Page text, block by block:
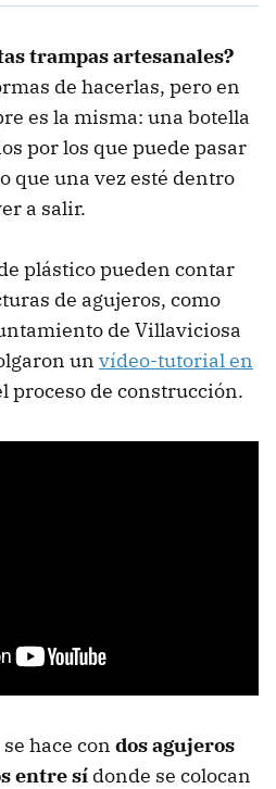
trampas artesanales?
de hacerlas, pero en
es la misma: una botella
por los que puede pasar
que una vez esté dentro
a salir.
plástico pueden contar
de agujeros, como
de Villaviciosa
un vídeo-tutorial en
proceso de construcción.
hace con dos agujeros
entre sí donde se colocan